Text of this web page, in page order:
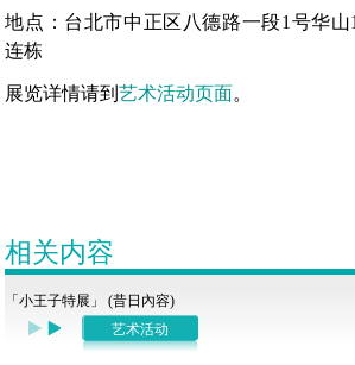
地点：台北市中正区八德路一段1号华山
连栋
展览详情请到艺术活动页面。
相关内容
「小王子特展」 (昔日內容)
艺术活动